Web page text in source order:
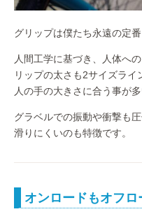
グリップは僕たち永遠の定
人間工学に基づき、人体へ
リップの太さも2サイズラ
人の手の大きさに合う事が
グラベルでの振動や衝撃も
滑りにくいのも特徴です。
オンロードもオフ